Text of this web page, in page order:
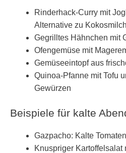
Rinderhack-Curry mit
Alternative zu Kokosmilch
Gegrilltes Hähnchen mit
Ofengemüse mit
Gemüseeintopf aus
Quinoa-Pfanne mit Tofu
Gewürzen
Beispiele für kalte
Gazpacho: Kalte
Knuspriger